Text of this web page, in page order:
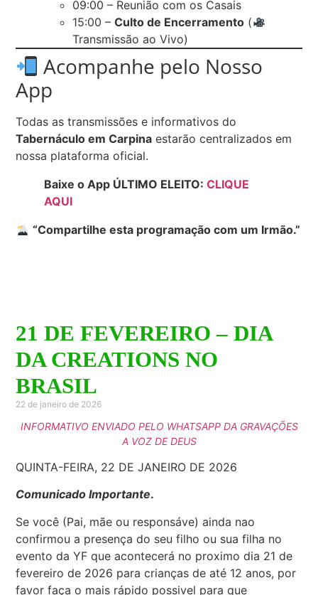
09:00 – Reunião com os Casais
15:00 –Culto de Encerramento (
Transmissão ao Vivo)
Acompanhe pelo Nosso
App
Todas as transmissões e informativos do
Tabernáculo em Carpina estarão centralizados em
nossa plataforma oficial.
Baixe o App ÚLTIMO ELEITO:CLIQUE
AQUI
“Compartilhe esta programação com um Irmão.”
21 DE FEVEREIRO – DIA
DA CREATIONS NO
BRASIL
22 de janeiro de 2026
INFORMATIVO ENVIADO PELO WHATSAPP DA GRAVAÇÕES
A VOZ DE DEUS
QUINTA-FEIRA, 22 DE JANEIRO DE 2026
Comunicado Importante.
Se você (Pai, mãe ou responsáve) ainda nao
confirmou a presença do seu filho ou sua filha no
evento da YF que acontecerá no proximo dia 21 de
fevereiro de 2026 para crianças de até 12 anos, por
favor faça o mais rápido possivel para que